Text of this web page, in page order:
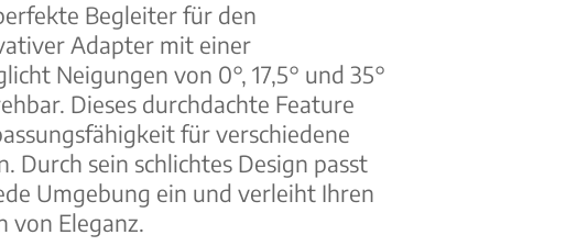
Begleiter für den
Adapter mit einer
Neigungen von 0°, 17,5° und 35°
Dieses durchdachte Feature
für verschiedene
Durch sein schlichtes Design passt
Umgebung ein und verleiht Ihren
von Eleganz.